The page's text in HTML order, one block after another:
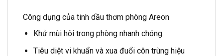
Công dụng của tinh dầu thơm phòng Areon
Khử mùi hôi trong phòng nhanh chóng.
Tiêu diệt vi khuẩn và xua đuổi côn trùng hiệu